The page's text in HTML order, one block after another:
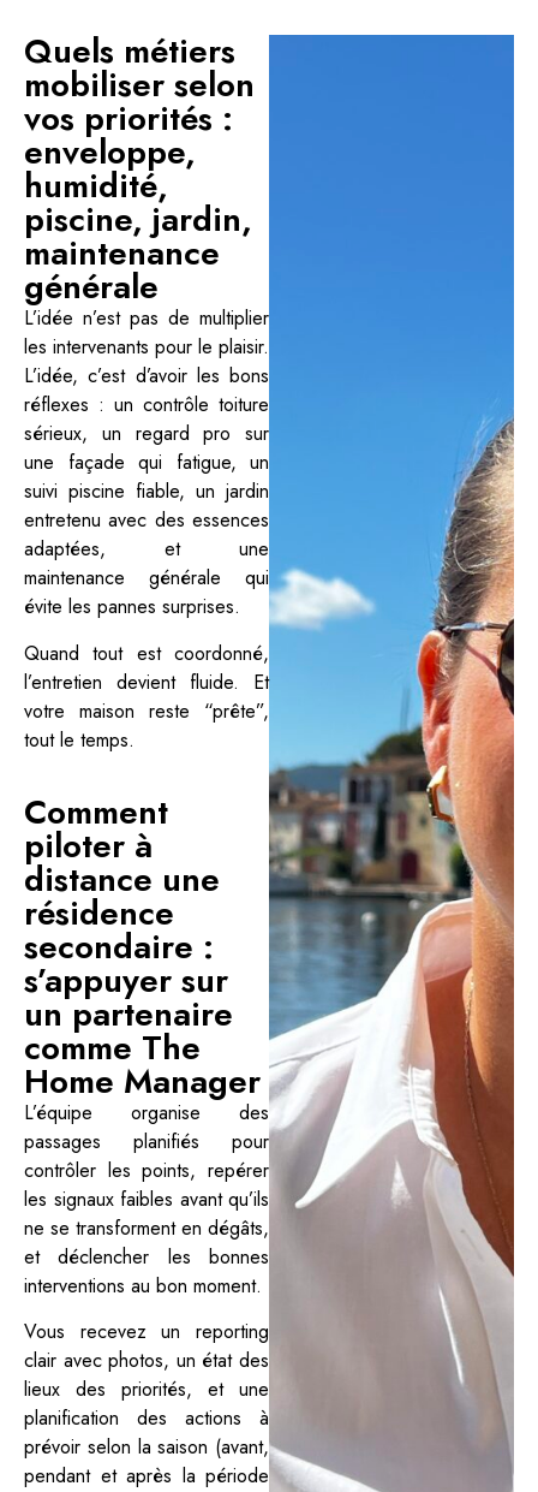
Quels métiers
mobiliser selon
vos priorités :
enveloppe,
humidité,
piscine, jardin,
maintenance
générale
L’idée n’est pas de multiplier
les intervenants pour le plaisir.
L’idée, c’est d’avoir les bons
réflexes : un contrôle toiture
sérieux, un regard pro sur
une façade qui fatigue, un
suivi piscine fiable, un jardin
entretenu avec des essences
adaptées, et une
maintenance générale qui
évite les pannes surprises.
Quand tout est coordonné,
l’entretien devient fluide. Et
votre maison reste “prête”,
tout le temps.
Comment
piloter à
distance une
résidence
secondaire :
s’appuyer sur
un partenaire
comme The
Home Manager
L’équipe organise des
passages planifiés pour
contrôler les points, repérer
les signaux faibles avant qu’ils
ne se transforment en dégâts,
et déclencher les bonnes
interventions au bon moment.
Vous recevez un reporting
clair avec photos, un état des
lieux des priorités, et une
planification des actions à
prévoir selon la saison (avant,
pendant et après la période